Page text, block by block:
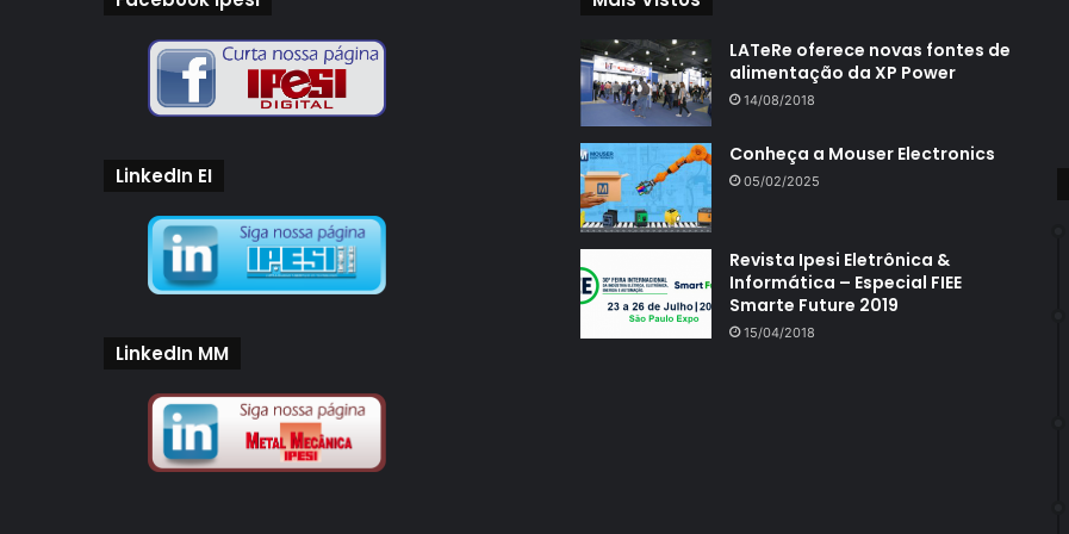
LinkedIn EI
LinkedIn MM
LATeRe oferece novas fontes de
alimentação da XP Power
14/08/2018
Conheça a Mouser Electronics
05/02/2025
Revista Ipesi Eletrônica &
Informática – Especial FIEE
Smarte Future 2019
15/04/2018